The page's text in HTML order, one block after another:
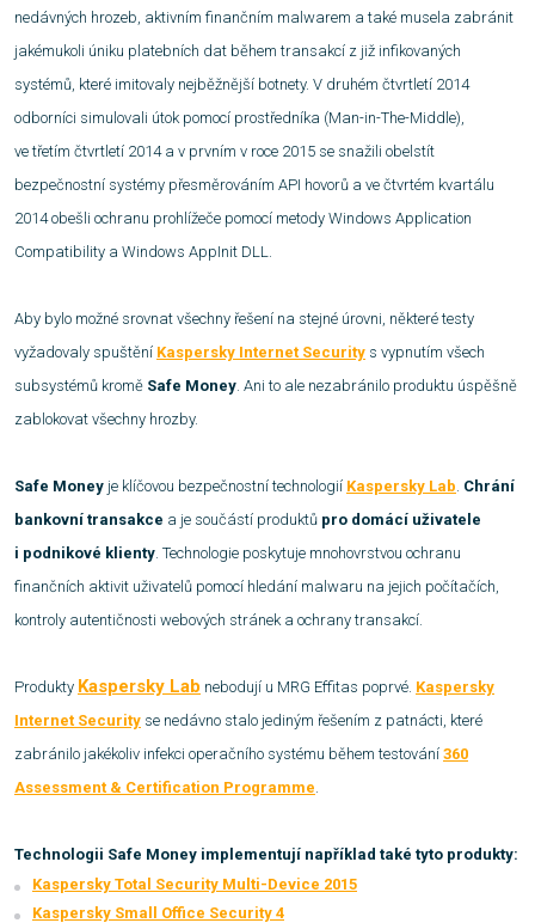
nedávných hrozeb, aktivním finančním malwarem a také musela zabránit
jakémukoli úniku platebních dat během transakcí z již infikovaných
systémů, které imitovaly nejběžnější botnety. V druhém čtvrtletí 2014
odborníci simulovali útok pomocí prostředníka (Man-in-The-Middle),
ve třetím čtvrtletí 2014 a v prvním v roce 2015 se snažili obelstít
bezpečnostní systémy přesměrováním API hovorů a ve čtvrtém kvartálu
2014 obešli ochranu prohlížeče pomocí metody Windows Application
Compatibility a Windows AppInit DLL.
Aby bylo možné srovnat všechny řešení na stejné úrovni, některé testy
vyžadovaly spuštění Kaspersky Internet Security s vypnutím všech
subsystémů kromě Safe Money. Ani to ale nezabránilo produktu úspěšně
zablokovat všechny hrozby.
Safe Money je klíčovou bezpečnostní technologií Kaspersky Lab. Chrání
bankovní transakce a je součástí produktů pro domácí uživatele
i podnikové klienty. Technologie poskytuje mnohovrstvou ochranu
finančních aktivit uživatelů pomocí hledání malwaru na jejich počítačích,
kontroly autentičnosti webových stránek a ochrany transakcí.
Produkty Kaspersky Lab nebodují u MRG Effitas poprvé. Kaspersky
Internet Security se nedávno stalo jediným řešením z patnácti, které
zabránilo jakékoliv infekci operačního systému během testování 360
Assessment & Certification Programme.
Technologii Safe Money implementují například také tyto produkty:
Kaspersky Total Security Multi-Device 2015
Kaspersky Small Office Security 4